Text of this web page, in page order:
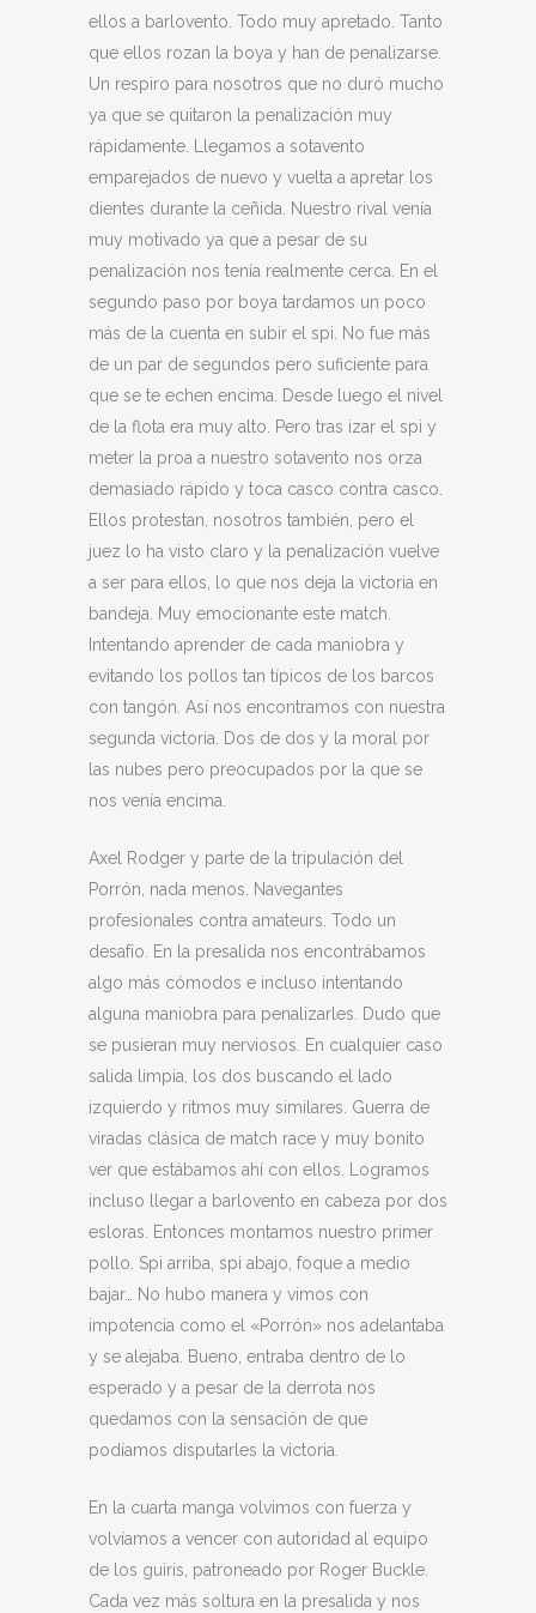
ellos a barlovento. Todo muy apretado. Tanto
que ellos rozan la boya y han de penalizarse.
Un respiro para nosotros que no duró mucho
ya que se quitaron la penalización muy
rápidamente. Llegamos a sotavento
emparejados de nuevo y vuelta a apretar los
dientes durante la ceñida. Nuestro rival venía
muy motivado ya que a pesar de su
penalización nos tenía realmente cerca. En el
segundo paso por boya tardamos un poco
más de la cuenta en subir el spi. No fue más
de un par de segundos pero suficiente para
que se te echen encima. Desde luego el nivel
de la flota era muy alto. Pero tras izar el spi y
meter la proa a nuestro sotavento nos orza
demasiado rápido y toca casco contra casco.
Ellos protestan, nosotros también, pero el
juez lo ha visto claro y la penalización vuelve
a ser para ellos, lo que nos deja la victoria en
bandeja. Muy emocionante este match.
Intentando aprender de cada maniobra y
evitando los pollos tan típicos de los barcos
con tangón. Así nos encontramos con nuestra
segunda victoria. Dos de dos y la moral por
las nubes pero preocupados por la que se
nos venía encima.
Axel Rodger y parte de la tripulación del
Porrón, nada menos. Navegantes
profesionales contra amateurs. Todo un
desafío. En la presalida nos encontrábamos
algo más cómodos e incluso intentando
alguna maniobra para penalizarles. Dudo que
se pusieran muy nerviosos. En cualquier caso
salida limpia, los dos buscando el lado
izquierdo y ritmos muy similares. Guerra de
viradas clásica de match race y muy bonito
ver que estábamos ahí con ellos. Logramos
incluso llegar a barlovento en cabeza por dos
esloras. Entonces montamos nuestro primer
pollo. Spi arriba, spi abajo, foque a medio
bajar… No hubo manera y vimos con
impotencia como el «Porrón» nos adelantaba
y se alejaba. Bueno, entraba dentro de lo
esperado y a pesar de la derrota nos
quedamos con la sensación de que
podíamos disputarles la victoria.
En la cuarta manga volvimos con fuerza y
volvíamos a vencer con autoridad al equipo
de los guiris, patroneado por Roger Buckle.
Cada vez más soltura en la presalida y nos